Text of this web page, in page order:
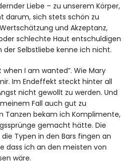
Liebe – zu unserem Körper,
darum, sich stets schön zu
und Akzeptanz,
schlechte Haut entschuldigen
der Selbstliebe kenne ich nicht.
when I am wanted”. Wie Mary
Im Endeffekt steckt hinter all
nicht gewollt zu werden. Und
Fall auch gut zu
Tanzen bekam ich Komplimente,
gemacht hätte. Die
Typen in den Bars fingen an
dass ich an den meisten von
wäre.